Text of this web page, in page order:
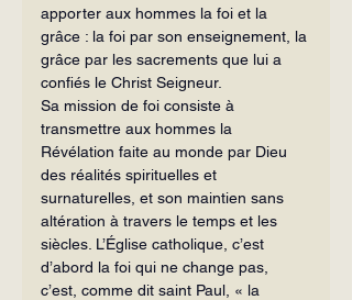
apporter aux hommes la foi et la
grâce : la foi par son enseignement, la
grâce par les sacrements que lui a
confiés le Christ Seigneur.
Sa mission de foi consiste à
transmettre aux hommes la
Révélation faite au monde par Dieu
des réalités spirituelles et
surnaturelles, et son maintien sans
altération à travers le temps et les
siècles. L’Église catholique, c’est
d’abord la foi qui ne change pas,
c’est, comme dit saint Paul, « la